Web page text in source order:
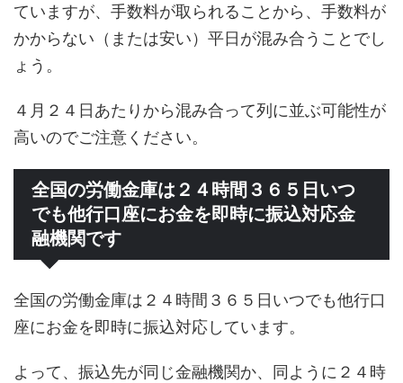
ていますが、手数料が取られることから、手数料が
かからない（または安い）平日が混み合うことでし
ょう。
４月２４日あたりから混み合って列に並ぶ可能性が
高いのでご注意ください。
全国の労働金庫は２４時間３６５日いつ
でも他行口座にお金を即時に振込対応金
融機関です
全国の労働金庫は２４時間３６５日いつでも他行口
座にお金を即時に振込対応しています。
よって、振込先が同じ金融機関か、同ように２４時